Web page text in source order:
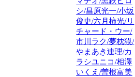
シ/昌原光一/小坂
俊史/六月柿光/リ
チャード・ウー/
市川ラク/夢枕獏/
やまあき連理/カ
ラシユニコ/相澤
いくえ/曽根富美